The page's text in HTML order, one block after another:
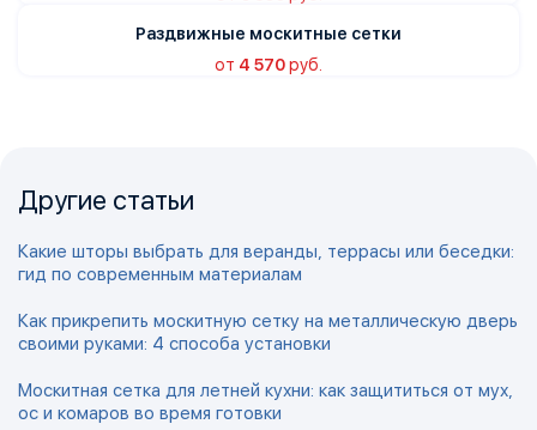
Раздвижные москитные сетки
от 4 570руб.
Другие статьи
Какие шторы выбрать для веранды, террасы или беседки:
гид по современным материалам
Как прикрепить москитную сетку на металлическую дверь
своими руками: 4 способа установки
Москитная сетка для летней кухни: как защититься от мух,
ос и комаров во время готовки